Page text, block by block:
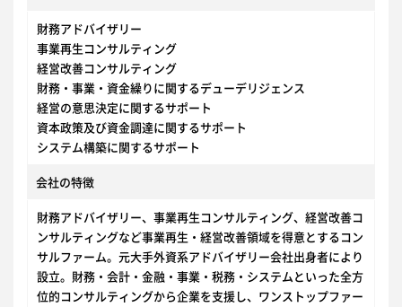
財務アドバイザリー
事業再生コンサルティング
経営改善コンサルティング
財務・事業・資金繰りに関するデューデリジェンス
経営の意思決定に関するサポート
資本政策及び資金調達に関するサポート
システム構築に関するサポート
会社の特徴
財務アドバイザリー、事業再生コンサルティング、経営改善コ
ンサルティングなど事業再生・経営改善領域を得意とするコン
サルファーム。元大手外資系アドバイザリー会社出身者により
設立。財務・会計・金融・事業・税務・システムといった全方
位的コンサルティングから企業を支援し、ワンストップファー